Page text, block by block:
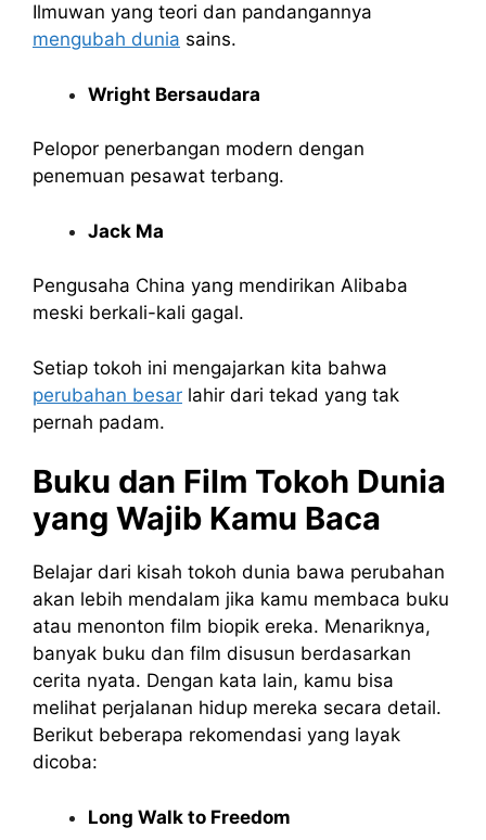
Ilmuwan yang teori dan pandangannya
mengubah dunia sains.
Wright Bersaudara
Pelopor penerbangan modern dengan
penemuan pesawat terbang.
Jack Ma
Pengusaha China yang mendirikan Alibaba
meski berkali-kali gagal.
Setiap tokoh ini mengajarkan kita bahwa
perubahan besar lahir dari tekad yang tak
pernah padam.
Buku dan Film Tokoh Dunia
yang Wajib Kamu Baca
Belajar dari kisah tokoh dunia bawa perubahan
akan lebih mendalam jika kamu membaca buku
atau menonton film biopik ereka. Menariknya,
banyak buku dan film disusun berdasarkan
cerita nyata. Dengan kata lain, kamu bisa
melihat perjalanan hidup mereka secara detail.
Berikut beberapa rekomendasi yang layak
dicoba:
Long Walk to Freedom